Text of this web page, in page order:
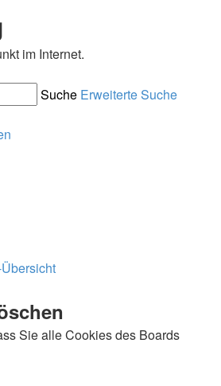
im Internet.
Suche Erweiterte Suche
Sie alle Cookies des Boards